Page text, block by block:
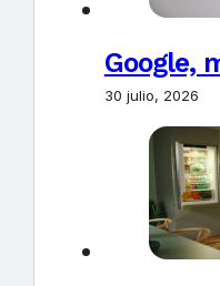
Google,
30 julio, 2026